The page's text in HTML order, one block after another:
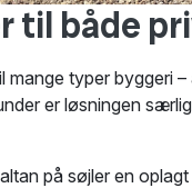
til både
mange typer byggeri
er løsningen
på søjler en